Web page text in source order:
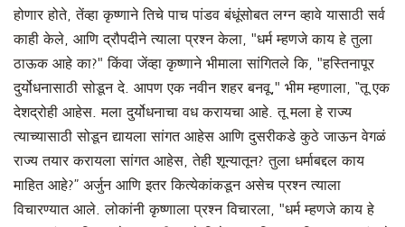
होणार होते, तेंव्हा कृष्णाने तिचे पाच पांडव बंधूंसोबत लग्न व्हावे यासाठी सर्व
काही केले, आणि द्रौपदीने त्याला प्रश्न केला, "धर्म म्हणजे काय हे तुला
ठाऊक आहे का?" किंवा जेंव्हा कृष्णाने भीमाला सांगितले कि, "हस्तिनापूर
दुर्योधनासाठी सोडून दे. आपण एक नवीन शहर बनवू," भीम म्हणाला, “तू एक
देशद्रोही आहेस. मला दुर्योधनाचा वध करायचा आहे. तू मला हे राज्य
त्याच्यासाठी सोडून द्यायला सांगत आहेस आणि दुसरीकडे कुठे जाऊन वेगळं
राज्य तयार करायला सांगत आहेस, तेही शून्यातून? तुला धर्माबद्दल काय
माहित आहे?” अर्जुन आणि इतर कित्येकांकडून असेच प्रश्न त्याला
विचारण्यात आले. लोकांनी कृष्णाला प्रश्न विचारला, "धर्म म्हणजे काय हे